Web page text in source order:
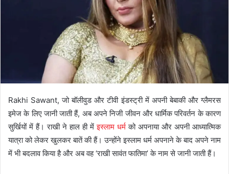
Rakhi Sawant, जो बॉलीवुड और टीवी इंडस्ट्री में अपनी बेबाकी और ग्लैमरस
इमेज के लिए जानी जाती हैं, अब अपने निजी जीवन और धार्मिक परिवर्तन के कारण
सुर्खियों में हैं। राखी ने हाल ही मेंइस्लाम धर्म को अपनाया और अपनी आध्यात्मिक
यात्रा को लेकर खुलकर बातें की हैं। उन्होंने इस्लाम धर्म अपनाने के बाद अपने नाम
में भी बदलाव किया है और अब वह ‘राखी सावंत फातिमा’ के नाम से जानी जाती हैं।